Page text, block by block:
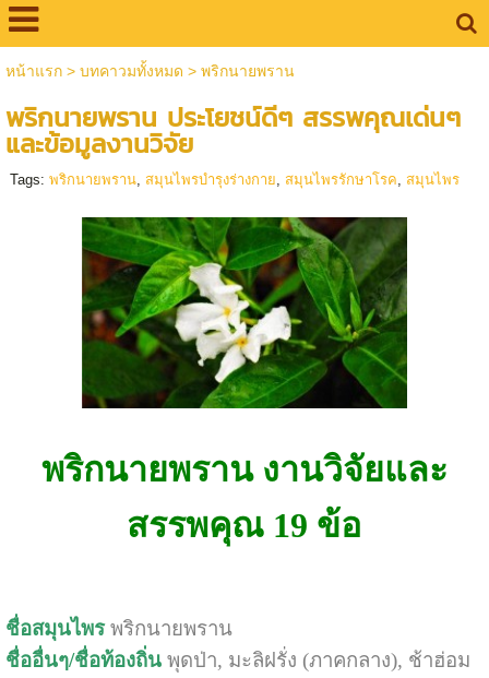
หน้าแรก> บทคาวมทั้งหมด > พริกนายพราน
พริกนายพราน ประโยชน์ดีๆ สรรพคุณเด่นๆ
และข้อมูลงานวิจัย
Tags: พริกนายพราน, สมุนไพรบำรุงร่างกาย, สมุนไพรรักษาโรค, สมุนไพร
พริกนายพราน งานวิจัยและ
สรรพคุณ 19 ข้อ
ชื่อสมุนไพรพริกนายพราน
ชื่ออื่นๆ/ชื่อท้องถิ่นพุดป่า, มะลิฝรั่ง (ภาคกลาง), ช้าฮ่อม